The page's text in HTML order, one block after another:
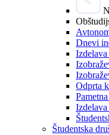
Dnevi
Odprta
Študentska